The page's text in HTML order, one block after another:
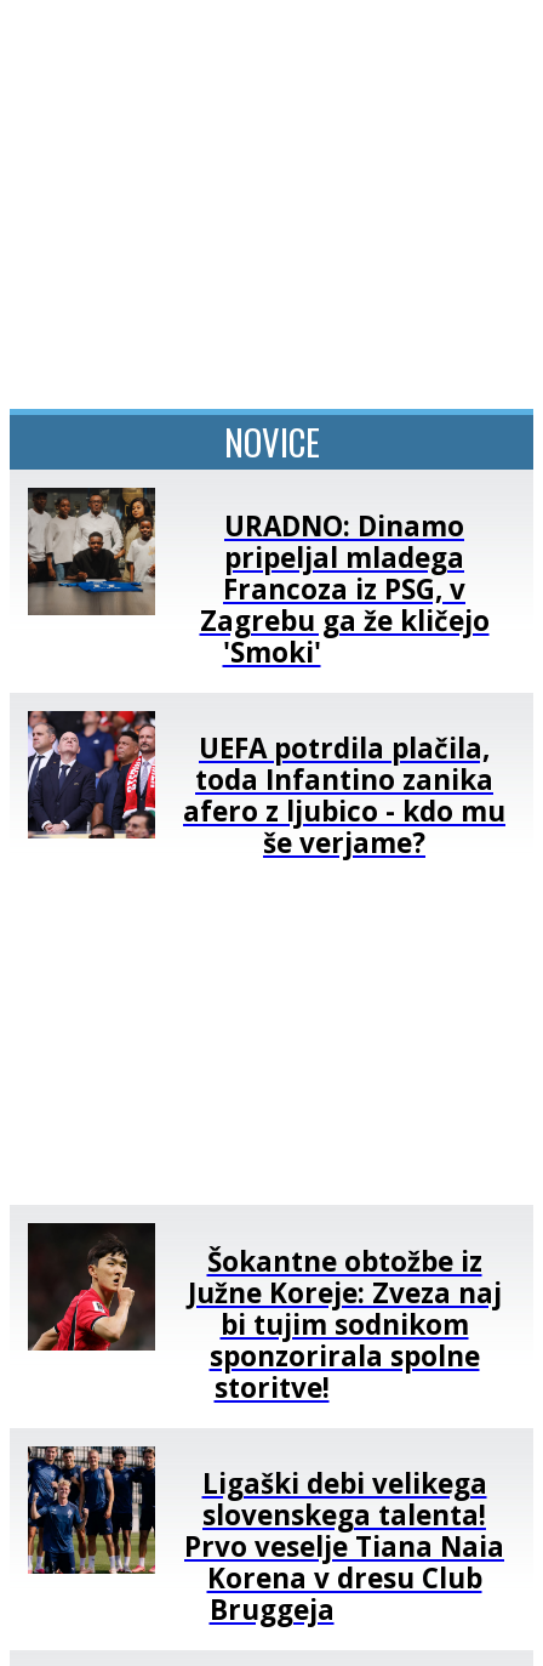
NOVICE
URADNO: Dinamo
pripeljal mladega
Francoza iz PSG, v
Zagrebu ga že kličejo
'Smoki'
UEFA potrdila plačila,
toda Infantino zanika
afero z ljubico - kdo mu
še verjame?
Šokantne obtožbe iz
Južne Koreje: Zveza naj
bi tujim sodnikom
sponzorirala spolne
storitve!
Ligaški debi velikega
slovenskega talenta!
Prvo veselje Tiana Naia
Korena v dresu Club
Bruggeja